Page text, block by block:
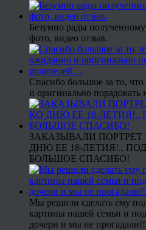
Безумно рады
фото, видео отзыв.
Спасибо большое за то,
и оригинально
ЗАКАЗЫВАЛИ
ДНЮ ЕЕ 18-ЛЕТИЯ!..
БОЛЬШОЕ СПАСИБО!
Мы решили сделать ему
картины нашей семьи и
дочери и мы не